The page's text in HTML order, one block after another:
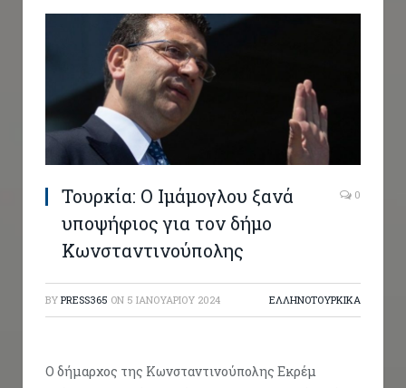
Τουρκία: Ο Ιμάμογλου ξανά
υποψήφιος για τον δήμο
Κωνσταντινούπολης
0
BY PRESS365 ON 5 ΙΑΝΟΥΑΡΊΟΥ 2024 ΕΛΛΗΝΟΤΟΥΡΚΙΚΑ
Ο δήμαρχος της Κωνσταντινούπολης Εκρέμ